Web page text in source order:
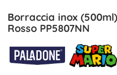
Borraccia inox (500ml)
Rosso PP5807NN